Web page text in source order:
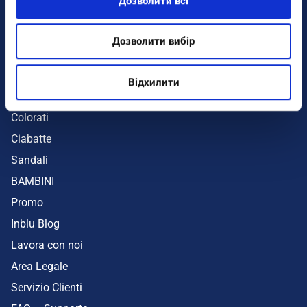
Дозволити вибір
Відхилити
UOMO
Colorati
Ciabatte
Sandali
BAMBINI
Promo
Inblu Blog
Lavora con noi
Area Legale
Servizio Clienti